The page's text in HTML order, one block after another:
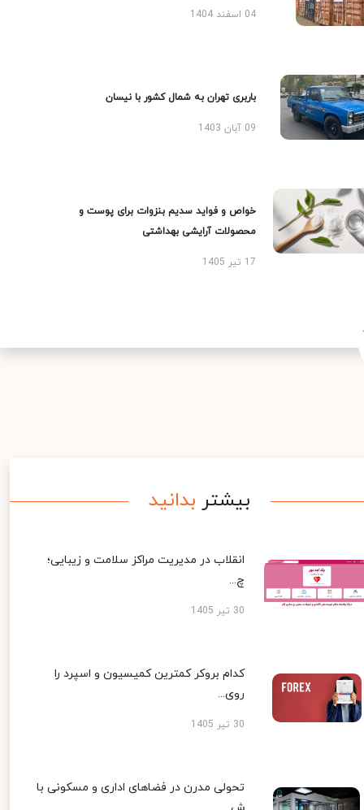
04 اسفند 1404
باربری تهران به شمال کشور با نیسان
09 آبان 1403
خواص و فواید سدیم بنزوات برای پوست و
محصولات آرایشی بهداشتی
17 تیر 1405
بیشتر بدانید
انقلاب در مدیریت مراکز سلامت و زیبایی؛
چ...
30 تیر 1405
کدام بروکر کمترین کمیسیون و اسپرد را
روی...
30 تیر 1405
تحولی مدرن در فضاهای اداری و مسکونی با